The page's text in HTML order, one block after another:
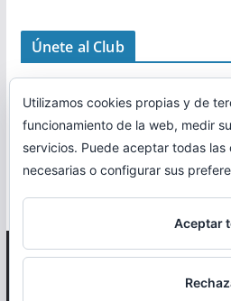
Únete al Club
Correr en La
Utilizamos cookies propias y de
funcionamiento de la web, medir
servicios. Puede aceptar todas
necesarias o configurar sus
Aceptar